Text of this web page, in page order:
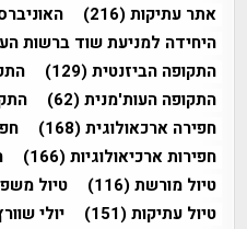
אתר עתיקות(216)
היחידה למניעת שוד ברשות
התקופה הביזנטית(129)
התקופה העות'מנית(62)
חפירה ארכאולוגית(168)
חפירות ארכיאולוגיות(166)
טיול מורשת(116) טיול
טיול עתיקות(151) יולי